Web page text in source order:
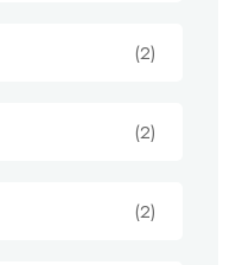
(2)
(2)
(2)